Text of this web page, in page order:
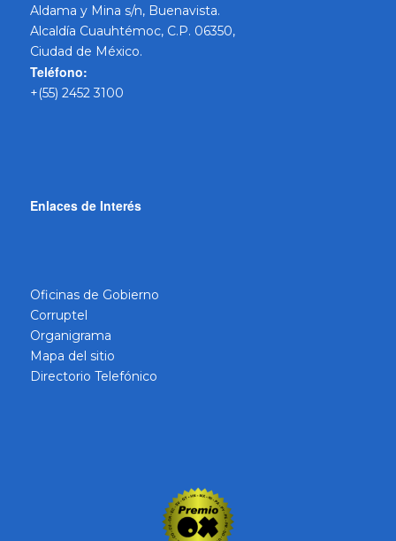
Aldama y Mina s/n, Buenavista.
Alcaldía Cuauhtémoc, C.P. 06350,
Ciudad de México.
Teléfono:
+(55) 2452 3100
Enlaces de Interés
Oficinas de Gobierno
Corruptel
Organigrama
Mapa del sitio
Directorio Telefónico